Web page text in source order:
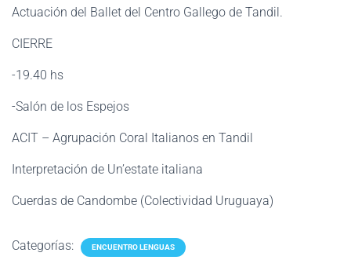
Actuación del Ballet del Centro Gallego de Tandil.
CIERRE
-19.40 hs
-Salón de los Espejos
ACIT – Agrupación Coral Italianos en Tandil
Interpretación de Un’estate italiana
Cuerdas de Candombe (Colectividad Uruguaya)
Categorías: ENCUENTRO LENGUAS